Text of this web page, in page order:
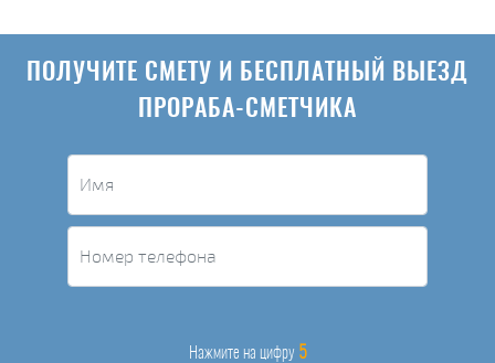
ПОЛУЧИТЕ СМЕТУ И БЕСПЛАТНЫЙ ВЫЕЗД
ПРОРАБА-СМЕТЧИКА
Нажмите на цифру 5